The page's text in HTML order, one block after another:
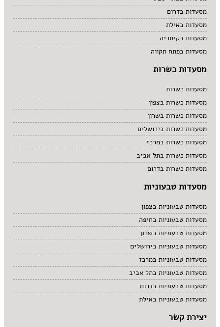
מסעדות בדרום
מסעדות באילת
מסעדות בקיסריה
מסעדות בפתח תקווה
מסעדות כשרות
מסעדות כשרות
מסעדות כשרות בצפון
מסעדות כשרות בשרון
מסעדות כשרות בירושלים
מסעדות כשרות במרכז
מסעדות כשרות בתל אביב
מסעדות כשרות בדרום
מסעדות טבעוניות
מסעדות טבעוניות בצפון
מסעדות טבעוניות בחיפה
מסעדות טבעוניות בשרון
מסעדות טבעוניות בירושלים
מסעדות טבעוניות במרכז
מסעדות טבעוניות בתל אביב
מסעדות טבעוניות בדרום
מסעדות טבעוניות באילת
יצירת קשר